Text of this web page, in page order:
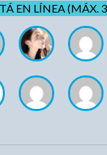
EN LÍNEA (MÁX.